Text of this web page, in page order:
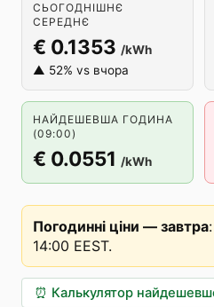
СЬОГОДНІШНЄ
СЕРЕДНЄ
€ 0.1353 /kWh
▲ 52% vs вчора
НАЙДЕШЕВША ГОДИНА
(09:00)
€ 0.0551 /kWh
Погодинні ціни — завтра:
14:00 EEST.
⏰ Калькулятор